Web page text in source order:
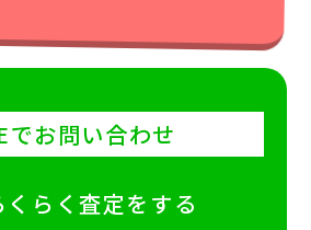
でお問い合わせ
くらく査定をする